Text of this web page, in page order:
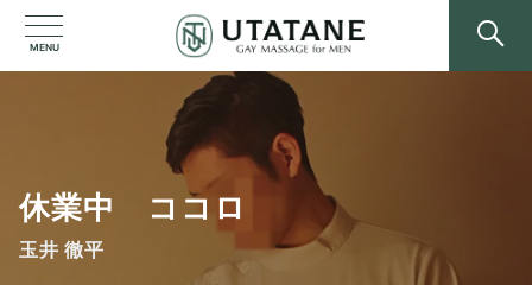
MENU
休業中 ココロ
玉井 徹平